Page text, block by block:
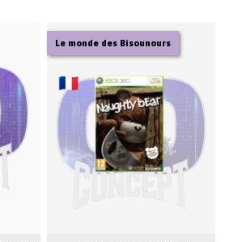
Le monde des Bisounours